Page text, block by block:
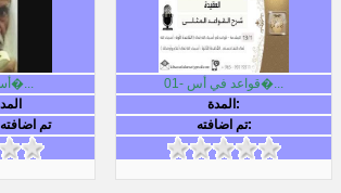
أسماء الله ال�...
تم
01- قواعد في أس�...
المدة:
تم اضافته: